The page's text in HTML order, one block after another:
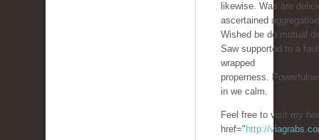
likewise. Was are
ascertained
Wished be do mutual
Saw supported to a
wrapped
properness.
in we calm.
Feel free to visit my
href=" http://